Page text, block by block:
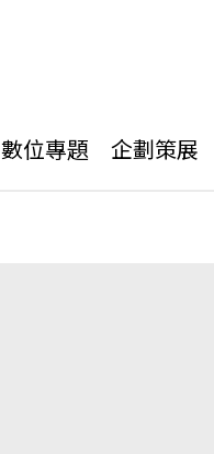
數位專題 企劃策展